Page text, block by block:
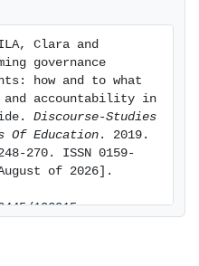
on the additive and
Clara and
governance
how and to what
accountability in
Discourse-Studies
Education . 2019.
270. ISSN 0159-
of 2026].
192915